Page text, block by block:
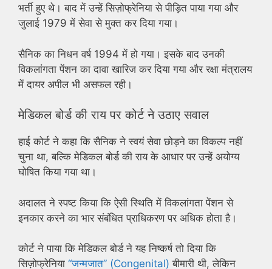
भर्ती हुए थे। बाद में उन्हें सिज़ोफ्रेनिया से पीड़ित पाया गया और
जुलाई 1979 में सेवा से मुक्त कर दिया गया।
सैनिक का निधन वर्ष 1994 में हो गया। इसके बाद उनकी
विकलांगता पेंशन का दावा खारिज कर दिया गया और रक्षा मंत्रालय
में दायर अपील भी असफल रही।
मेडिकल बोर्ड की राय पर कोर्ट ने उठाए सवाल
हाई कोर्ट ने कहा कि सैनिक ने स्वयं सेवा छोड़ने का विकल्प नहीं
चुना था, बल्कि मेडिकल बोर्ड की राय के आधार पर उन्हें अयोग्य
घोषित किया गया था।
अदालत ने स्पष्ट किया कि ऐसी स्थिति में विकलांगता पेंशन से
इनकार करने का भार संबंधित प्राधिकरण पर अधिक होता है।
कोर्ट ने पाया कि मेडिकल बोर्ड ने यह निष्कर्ष तो दिया कि
सिज़ोफ्रेनिया “जन्मजात” (Congenital)बीमारी थी, लेकिन